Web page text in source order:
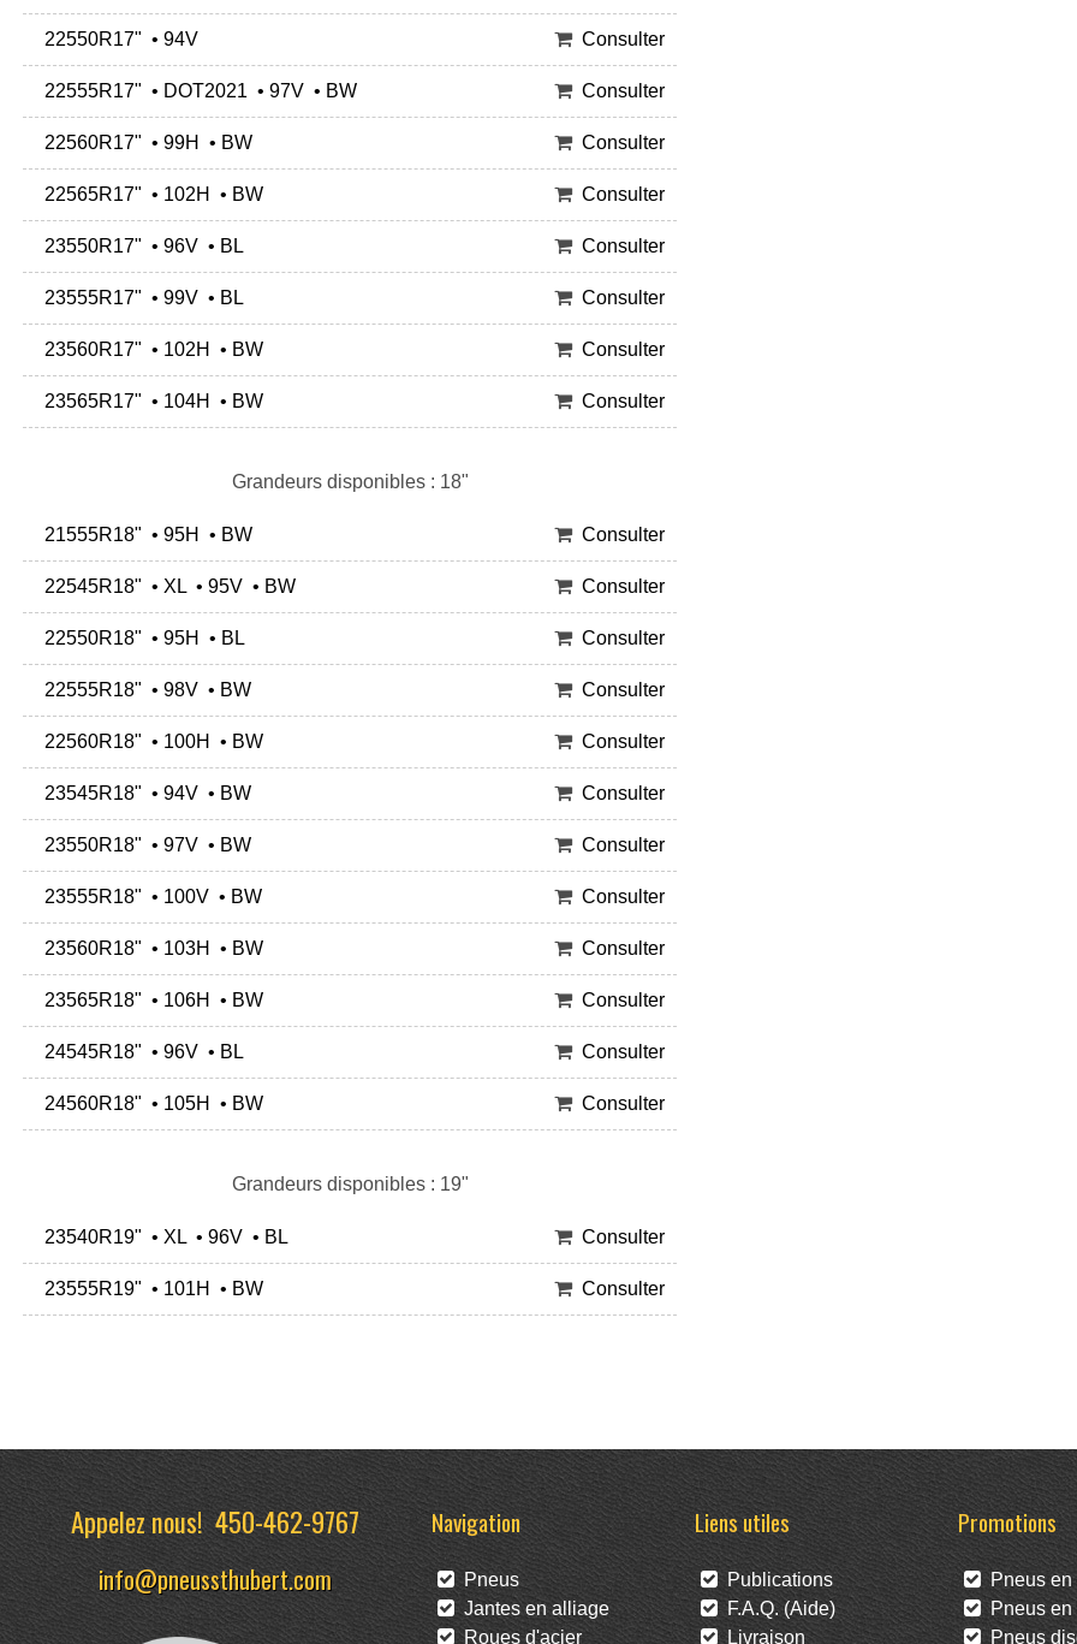
22550R17" • 94V Consulter
22555R17" • DOT2021 • 97V • BW Consulter
22560R17" • 99H • BW Consulter
22565R17" • 102H • BW Consulter
23550R17" • 96V • BL Consulter
23555R17" • 99V • BL Consulter
23560R17" • 102H • BW Consulter
23565R17" • 104H • BW Consulter
Grandeurs disponibles : 18"
21555R18" • 95H • BW Consulter
22545R18" • XL • 95V • BW Consulter
22550R18" • 95H • BL Consulter
22555R18" • 98V • BW Consulter
22560R18" • 100H • BW Consulter
23545R18" • 94V • BW Consulter
23550R18" • 97V • BW Consulter
23555R18" • 100V • BW Consulter
23560R18" • 103H • BW Consulter
23565R18" • 106H • BW Consulter
24545R18" • 96V • BL Consulter
24560R18" • 105H • BW Consulter
Grandeurs disponibles : 19"
23540R19" • XL • 96V • BL Consulter
23555R19" • 101H • BW Consulter
Appelez nous!450-462-9767
info@pneussthubert.com
Navigation
Pneus
Jantes en alliage
Roues d'acier
Liens utiles
Publications
F.A.Q. (Aide)
Livraison
Promotions
Pneus en
Pneus en
Pneus